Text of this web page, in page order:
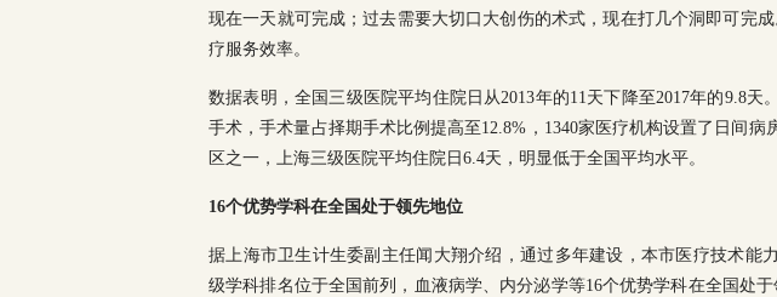
现在一天就可完成；过去需要大切口大创伤的术式，现在打几个洞即可完
疗服务效率。
数据表明，全国三级医院平均住院日从2013年的11天下降至2017年的9.8天
手术，手术量占择期手术比例提高至12.8%，1340家医疗机构设置了日间
区之一，上海三级医院平均住院日6.4天，明显低于全国平均水平。
16个优势学科在全国处于领先地位
据上海市卫生计生委副主任闻大翔介绍，通过多年建设，本市医疗技术能
级学科排名位于全国前列，血液病学、内分泌学等16个优势学科在全国处